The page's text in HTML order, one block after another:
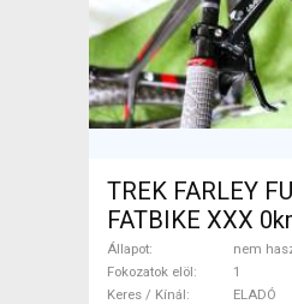
TREK FARLEY
FATBIKE XXX
WAMPA CF
használt ELADÓ
Állapot
nem
Fokozatok elöl
1
Keres / Kínál
ELADÓ